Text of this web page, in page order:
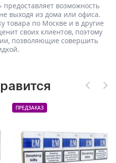
предоставляет возможность
выходя из дома или офиса.
товара по Москве и в другие
своих клиентов, поэтому
позволяющие совершить
ПРЕДЗАКАЗ